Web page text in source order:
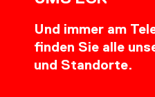
Und immer am
finden Sie alle
und Standorte.